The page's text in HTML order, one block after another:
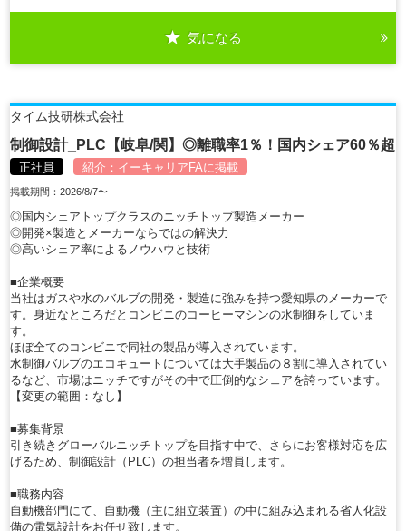
気になる
タイム技研株式会社
制御設計_PLC【岐阜/関】◎離職率1％！国内シェア60％超
正社員 紹介： イーキャリアFAに掲載
掲載期間：2026/8/7〜
◎国内シェアトップクラスのニッチトップ製造メーカー
◎開発×製造とメーカーならではの解決力
◎高いシェア率によるノウハウと技術
■企業概要
当社はガスや水のバルブの開発・製造に強みを持つ愛知県のメーカーで
す。身近なところだとコンビニのコーヒーマシンの水制御をしていま
す。
ほぼ全てのコンビニで同社の製品が導入されています。
水制御バルブのエコキュートについては大手製品の８割に導入されてい
るなど、市場はニッチですがその中で圧倒的なシェアを誇っています。
【変更の範囲：なし】
■募集背景
引き続きグローバルニッチトップを目指す中で、さらにお客様対応を広
げるため、制御設計（PLC）の担当者を増員します。
■職務内容
自動機部門にて、自動機（主に組立装置）の中に組み込まれる省人化設
備の電気設計をお任せ致します。